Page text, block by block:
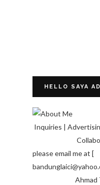
HELLO SAYA
Inquiries |
please email me at [
Ahmad